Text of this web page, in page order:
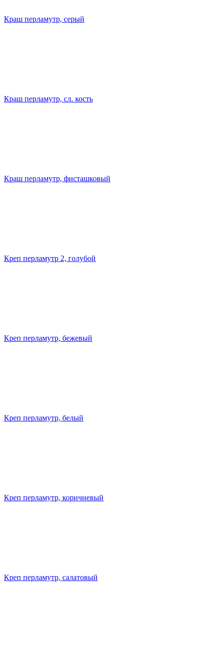
Краш перламутр, серый
Краш перламутр, сл. кость
Краш перламутр, фисташковый
Креп перламутр 2, голубой
Креп перламутр, бежевый
Креп перламутр, белый
Креп перламутр, коричневый
Креп перламутр, салатовый